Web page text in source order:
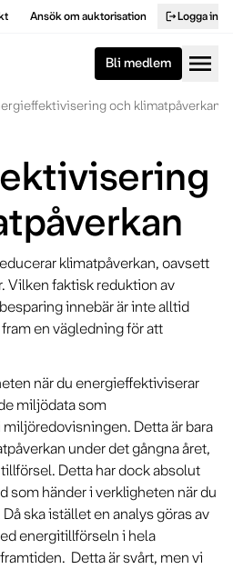
Ansök om auktorisation logoutLogga in
Bli medlem menu
och klimatpåverkan
klimatpåverkan, oavsett
Vilken faktisk reduktion av
innebär är inte alltid
en vägledning för att
när du energieffektiviserar
miljödata som
Detta är bara
under det gångna året,
Detta har dock absolut
som händer i verkligheten när du
ska istället en analys göras av
energitillförseln i hela
Detta är svårt, men vi